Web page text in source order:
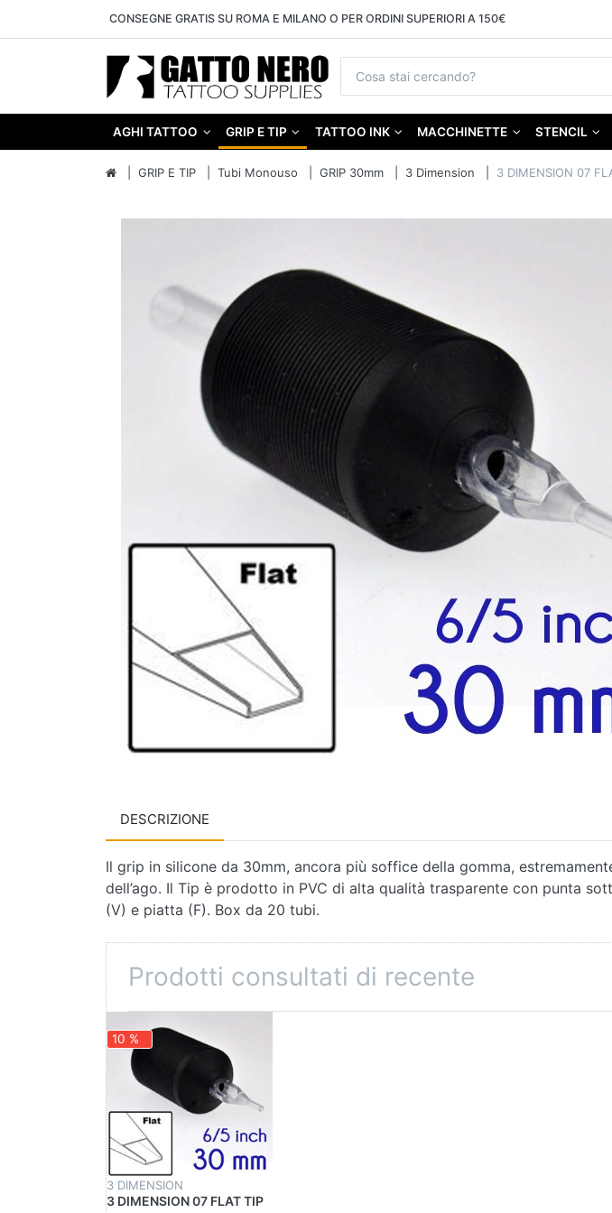
CONSEGNE GRATIS SU ROMA E MILANO O PER ORDINI SUPERIORI A 150€
AGHI TATTOO GRIP E TIP TATTOO INK MACCHINETTE STENCIL
GRIP E TIP Tubi Monouso GRIP 30mm 3 Dimension 3 DIMENSION 07
DESCRIZIONE
Il grip in silicone da 30mm, ancora più soffice della gomma,
dell’ago. Il Tip è prodotto in PVC di alta qualità trasparente con punta
(V) e piatta (F). Box da 20 tubi.
Prodotti consultati di recente
10 %
3 DIMENSION
3 DIMENSION 07 FLAT TIP